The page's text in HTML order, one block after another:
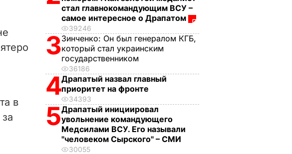
в
стал главнокомандующим ВСУ –
самое интересное о Драпатом
39246
3Зинченко: Он был генералом КГБ,
который стал украинским
государственником
36186
4Драпатый назвал главный
приоритет на фронте
34393
5Драпатый инициировал
увольнение командующего
Медсилами ВСУ. Его называли
"человеком Сырского" – СМИ
30055